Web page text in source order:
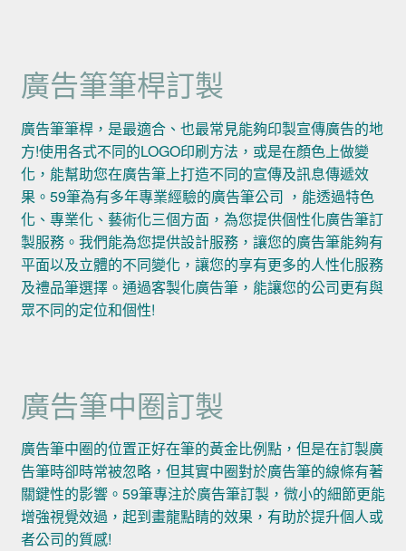
廣告筆筆桿訂製
廣告筆筆桿，是最適合、也最常見能夠印製宣傳廣告的地
方!使用各式不同的LOGO印刷方法，或是在顏色上做變
化，能幫助您在廣告筆上打造不同的宣傳及訊息傳遞效
果。59筆為有多年專業經驗的廣告筆公司 ，能透過特色
化、專業化、藝術化三個方面，為您提供個性化廣告筆訂
製服務。我們能為您提供設計服務，讓您的廣告筆能夠有
平面以及立體的不同變化，讓您的享有更多的人性化服務
及禮品筆選擇。通過客製化廣告筆，能讓您的公司更有與
眾不同的定位和個性!
廣告筆中圈訂製
廣告筆中圈的位置正好在筆的黃金比例點，但是在訂製廣
告筆時卻時常被忽略，但其實中圈對於廣告筆的線條有著
關鍵性的影響。59筆專注於廣告筆訂製，微小的細節更能
增強視覺效過，起到畫龍點睛的效果，有助於提升個人或
者公司的質感!